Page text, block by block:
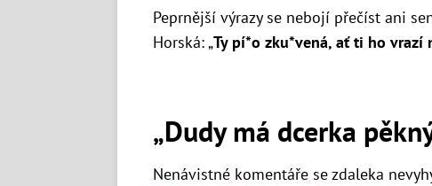
Peprnější výrazy se nebojí přečíst ani
Horská: „Ty pí*o zku*vená, ať ti ho vrazí
„Dudy má dcerka
Nenávistné komentáře se zdaleka